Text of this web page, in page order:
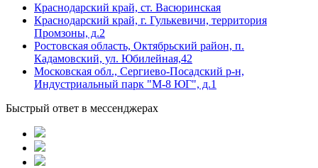
Краснодарский край, ст. Васюринская
Краснодарский край, г. Гулькевичи, территория
Промзоны, д.2
Ростовская область, Октябрьский район, п.
Кадамовский, ул. Юбилейная,42
Московская обл., Сергиево-Посадский р-н,
Индустриальный парк "М-8 ЮГ", д.1
Быстрый ответ в мессенджерах